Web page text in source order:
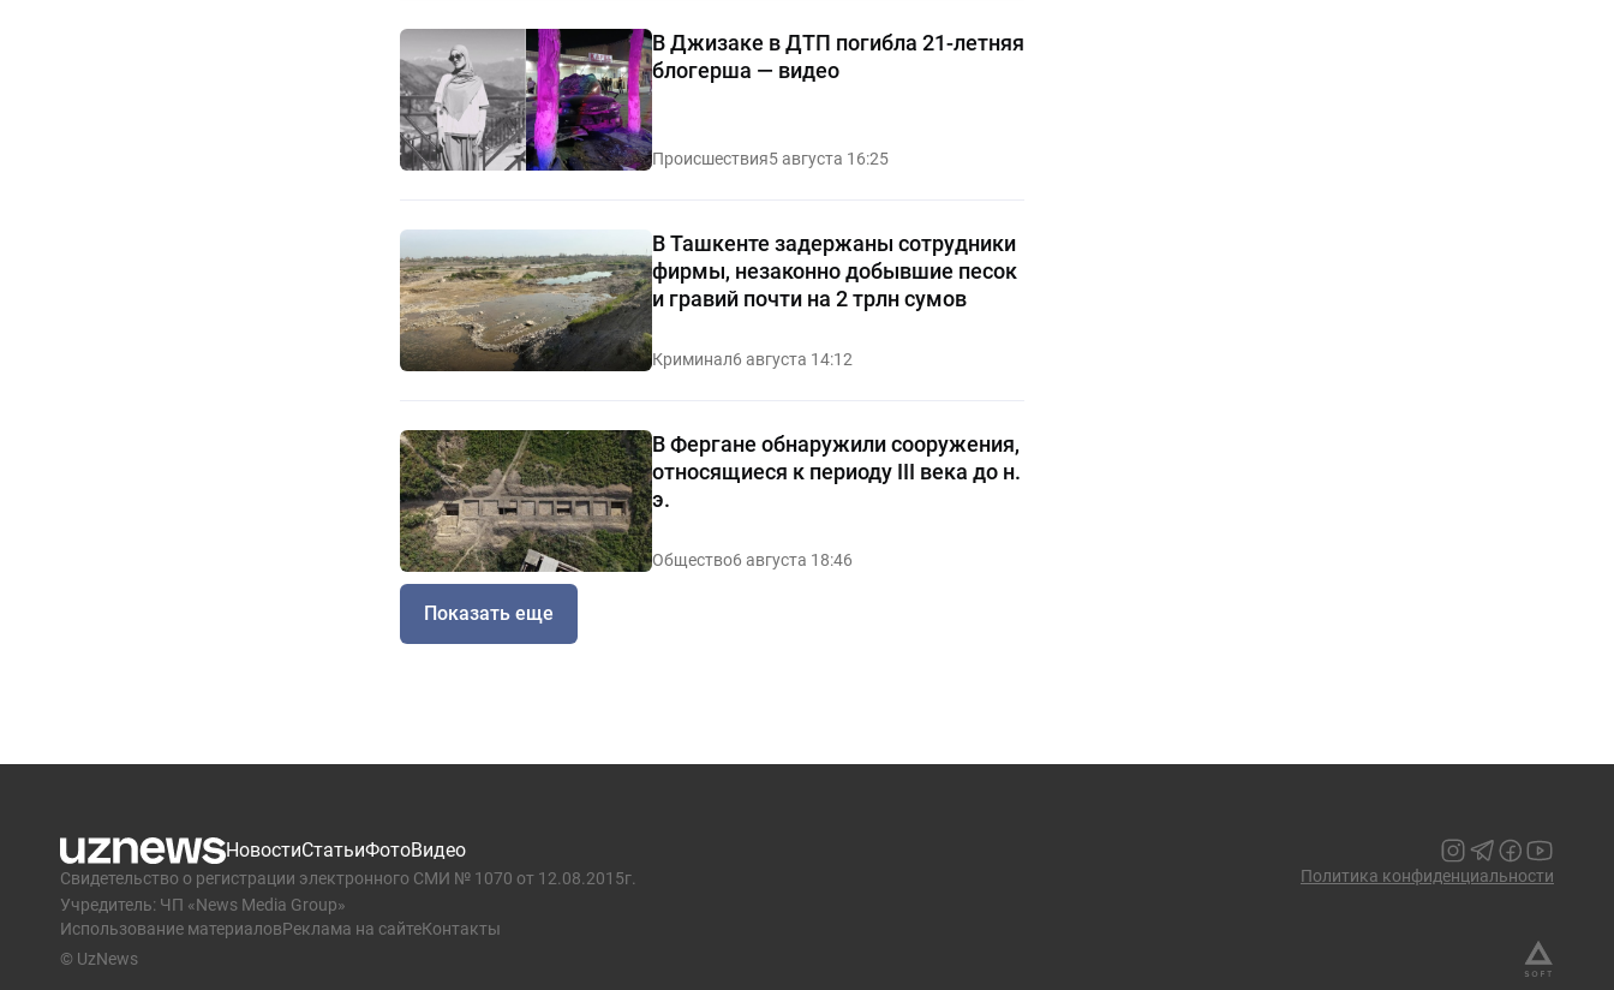
В Джизаке в ДТП погибла 21-летняя
блогерша — видео
Происшествия5 августа 16:25
В Ташкенте задержаны сотрудники
фирмы, незаконно добывшие песок
и гравий почти на 2 трлн сумов
Криминал6 августа 14:12
В Фергане обнаружили сооружения,
относящиеся к периоду III века до н.
э.
Общество6 августа 18:46
Показать еще
НовостиСтатьиФотоВидео
Свидетельство о регистрации электронного СМИ № 1070 от 12.08.2015г.
Учредитель: ЧП «News Media Group»
Использование материаловРеклама на сайтеКонтакты
Политика конфиденциальности
© UzNews